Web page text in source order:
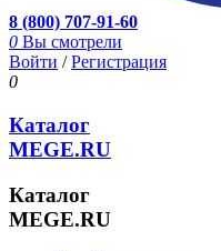
8 (800) 707-91-60
0 Вы смотрели
Войти /Регистрация
0
Каталог
MEGE.RU
Каталог
MEGE.RU